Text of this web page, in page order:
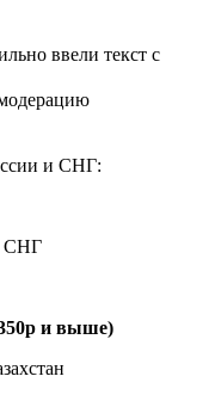
ввели текст с
и СНГ:
СНГ
и выше)